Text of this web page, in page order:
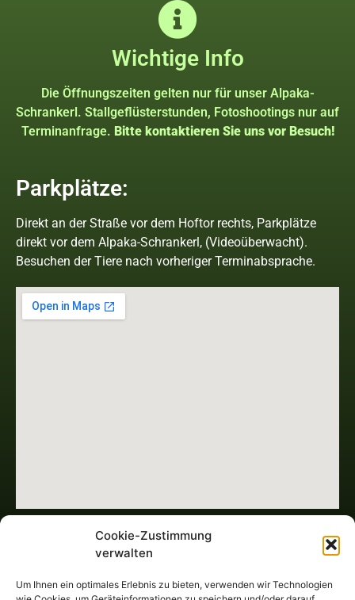
Cookie-Zustimmung
verwalten
Um Ihnen ein optimales Erlebnis zu bieten, verwenden wir Technologien
Wichtige Info
Die Öffnungszeiten gelten nur für unser Alpaka-
Schrankerl. Stallgeflüsterstunden, Fotoshootings nur auf
Terminanfrage. Bitte kontaktieren Sie uns vor Besuch!
Parkplätze:
Direkt an der Straße vor dem Hoftor rechts, Parkplätze
direkt vor dem Alpaka-Schrankerl, (Videoüberwacht).
Besuchen der Tiere nach vorheriger Terminabsprache.
Leonberger Alpakas
Markus u. Daniela Feuerer
Badfeldweg 9
93142 Maxhütte-Haidhof